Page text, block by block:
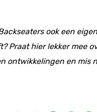
ook een
Praat hier lekker mee
ontwikkelingen en mis